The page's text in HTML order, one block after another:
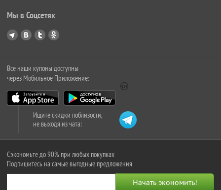
Мы в Соцсетях
Все наши купоны доступны
через Мобильное Приложение:
Ищите скидки поблизости,
не выходя из чата:
Сэкономьте до 90% при любых покупках
Подпишитесь на самые выгодные предложения